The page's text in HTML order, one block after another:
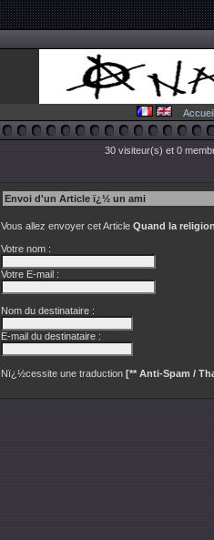
Accueil
30 visiteur(s) et 0
Envoi d'un Article ï¿½ un ami
Vous allez envoyer cet Article Quand la
Votre nom :
Votre E-mail :
Nom du destinataire :
E-mail du destinataire :
Nï¿½cessite une traduction [** Anti-Spam /